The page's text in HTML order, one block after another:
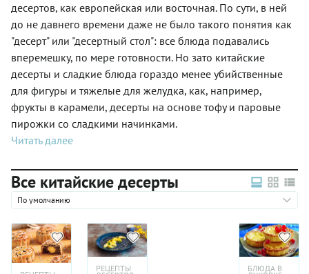
десертов, как европейская или восточная. По сути, в ней
до не давнего времени даже не было такого понятия как
"десерт" или "десертный стол": все блюда подавались
вперемешку, по мере готовности. Но зато китайские
десерты и сладкие блюда гораздо менее убийственные
для фигуры и тяжелые для желудка, как, например,
фрукты в карамели, десерты на основе тофу и паровые
пирожки со сладкими начинками.
Читать далее
Все китайские десерты
По умолчанию
РЕЦЕПТЫ БЛЮДА В